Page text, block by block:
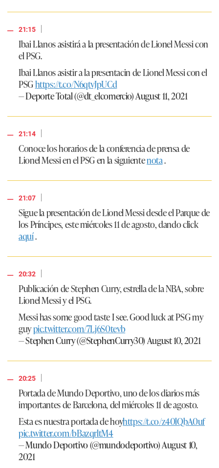
21:15
|
Ibai Llanos asistirá a la presentación de Lionel Messi con
el PSG.
Ibai Llanos asistir a la presentacin de Lionel Messi con el
PSGhttps://t.co/N6qtvJpUCd
— Deporte Total (@dt_elcomercio)August 11, 2021
21:14
|
Conoce los horarios de la conferencia de prensa de
Lionel Messi en el PSG en la siguientenota.
21:07
|
Sigue la presentación de Lionel Messi desde el Parque de
los Príncipes, este miércoles 11 de agosto, dando click
aquí.
20:32
|
Publicación de Stephen Curry, estrella de la NBA, sobre
Lionel Messi y el PSG.
Messi has some good taste I see. Good luck at PSG my
guypic.twitter.com/7Lj6S0tevb
— Stephen Curry (@StephenCurry30)August 10, 2021
20:25
|
Portada de Mundo Deportivo, uno de los diarios más
importantes de Barcelona, del miércoles 11 de agosto.
Esta es nuestra portada de hoyhttps://t.co/z40lQbA0uf
pic.twitter.com/bBazqrltM4
— Mundo Deportivo (@mundodeportivo)August 10,
2021